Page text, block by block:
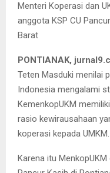
Menteri Koperasi dan
anggota KSP CU
Barat
PONTIANAK,
Teten Masduki menilai
Indonesia mengalami
KemenkopUKM
rasio kewirausahaan
koperasi kepada UMKM.
Karena itu MenkopUKM